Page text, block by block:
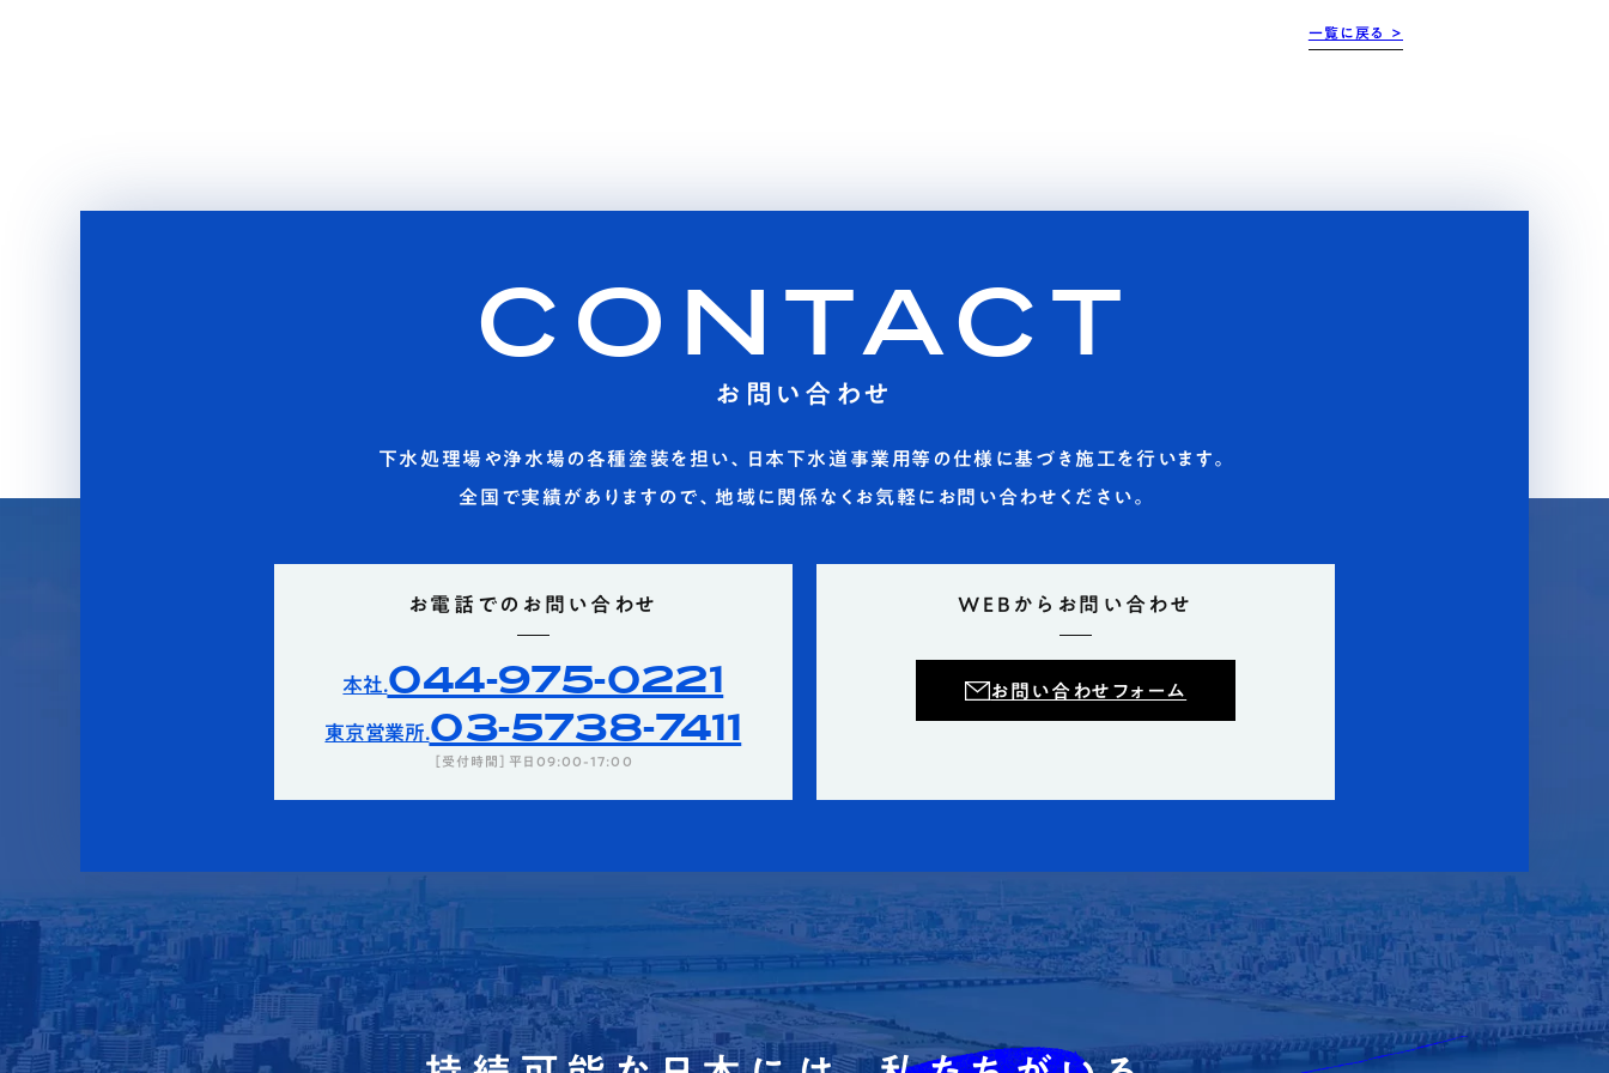
一覧に戻る >
CONTACT
お問い合わせ
下水処理場や浄水場の各種塗装を担い、日本下水道事業用等の仕様に基づき施工を行います。
全国で実績がありますので、地域に関係なくお気軽にお問い合わせください。
お電話でのお問い合わせ
本社.044-975-0221
東京営業所.03-5738-7411
［受付時間］平日09:00-17:00
WEBからお問い合わせ
お問い合わせフォーム